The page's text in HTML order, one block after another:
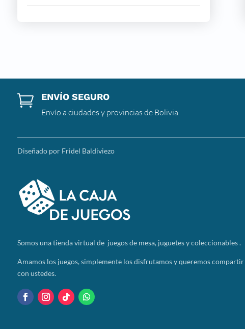
 ENVÍO SEGURO
Envío a ciudades y provincias de Bolivia
Diseñado por Fridel Baldiviezo
Somosuna tienda virtual de juegos de mesa, juguetes y coleccionables .
Amamos los juegos, simplemente los disfrutamos y queremos compartir
con ustedes.